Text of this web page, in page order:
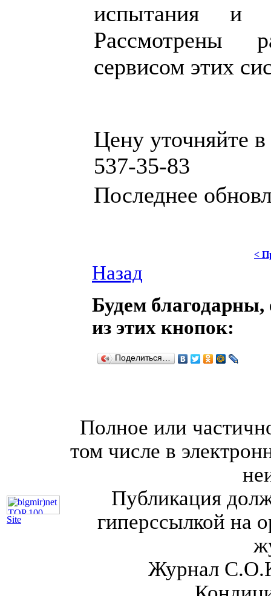
испытания
Рассмотрены
сервисом этих
Цену уточняйте
537-35-83
Последнее
<
Назад
Будем благодарны,
из этих кнопок:
Поделиться…
Site
Полное или
том числе в
Публикация
гиперссылкой на
Журнал